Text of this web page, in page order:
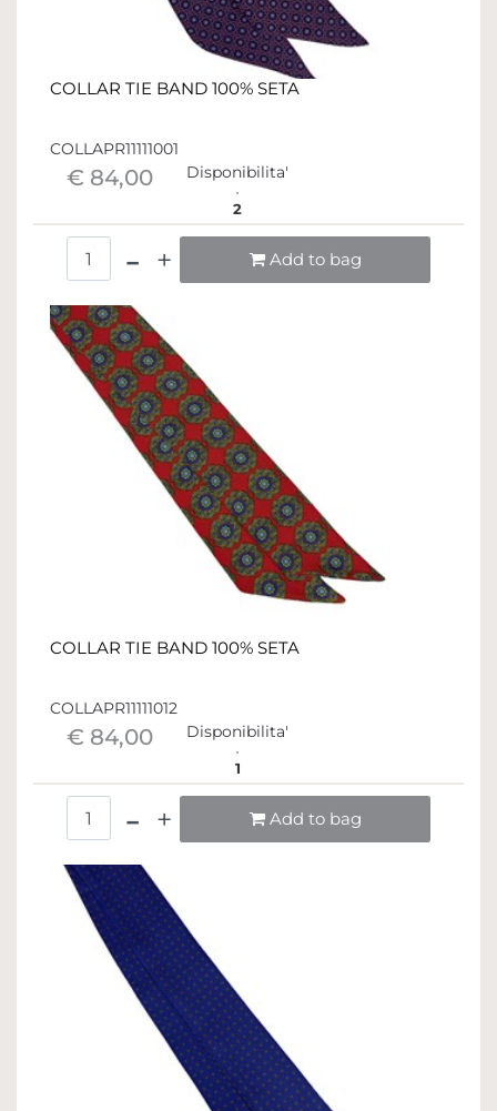
COLLAR TIE BAND 100% SETA
COLLAPR11111001
€ 84,00 Disponibilita'
2
Add to bag
COLLAR TIE BAND 100% SETA
COLLAPR11111012
€ 84,00 Disponibilita'
1
Add to bag